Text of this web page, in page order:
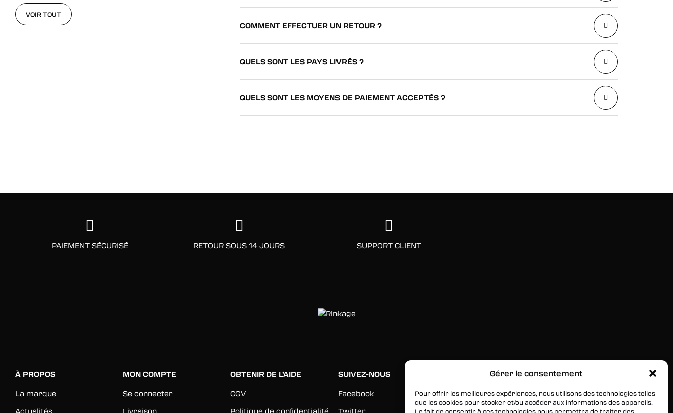
Gérer le consentement
Pour offrir les meilleures expériences, nous utilisons des technologies telles
que les cookies pour stocker et/ou accéder aux informations des appareils.
VOIR TOUT
COMMENT EFFECTUER UN RETOUR ?
QUELS SONT LES PAYS LIVRÉS ?
QUELS SONT LES MOYENS DE PAIEMENT ACCEPTÉS ?
PAIEMENT SÉCURISÉ RETOUR SOUS 14 JOURS SUPPORT CLIENT
À PROPOS
La marque
MON COMPTE
Se connecter
OBTENIR DE L’AIDE
CGV
SUIVEZ-NOUS
Facebook
RESTEZ INFORMÉS
Inscrivez-vous à notre newsletter pour être les
premiers à être informés des nouveaux arrivages, des